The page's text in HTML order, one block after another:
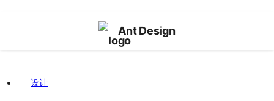
Ant Design
设计